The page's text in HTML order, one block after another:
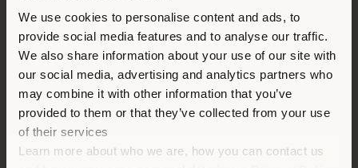
We use cookies to personalise content and ads, to
provide social media features and to analyse our traffic.
We also share information about your use of our site with
our social media, advertising and analytics partners who
may combine it with other information that you’ve
provided to them or that they’ve collected from your use
of their services
Learn more about who we are, how you can contact us
Dienstag 10 - 19.30
Mittwoch 10 - 19.30
Donnerstag 10 - 19.30
Freitag 10 - 19.30
Samstag 10 - 19.30
Sonntag Geschlossen
Sie browsen in einem anderen
Land als Ihrem Standort. Wir
empfehlen Ihnen, sich richtig
zu orientieren, um Einkäufe
tätigen zu können. (us)